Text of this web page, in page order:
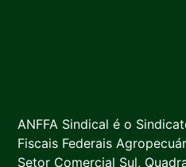
ANFFA Sindical é o
Fiscais Federais
Setor Comercial Sul,